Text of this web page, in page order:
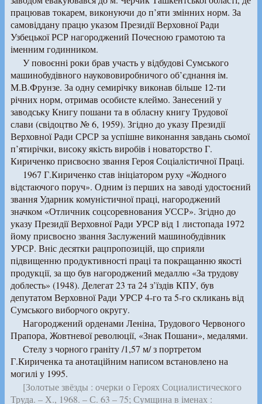
працював токарем, виконуючи до п’яти змінних норм. За
самовіддану працю указом Президії Верховної Ради
Узбецької РСР нагороджений Почесною грамотою та
іменним годинником.
У повоєнні роки брав участь у відбудові Сумського
машинобудівного наукововиробничого об’єднання ім.
М.В.Фрунзе. За одну семирічку виконав більше 12-ти
річних норм, отримав особисте клеймо. Занесений у
заводську Книгу пошани та в обласну книгу Трудової
слави (свідоцтво № 6, 1959). Згідно до указу Президії
Верховної Ради СРСР за успішне виконання завдань сьомої
п’ятирічки, високу якість виробів і новаторство Г.
Кириченко присвоєно звання Героя Соціалістичної Праці.
1967 Г.Кириченко став ініціатором руху «Жодного
відстаючого поруч». Одним із перших на заводі удостоєний
звання Ударник комуністичної праці, нагороджений
значком «Отличник соцсоревнования УССР». Згідно до
указу Президії Верховної Ради УРСР від 1 листопада 1972
йому присвоєно звання Заслужений машинобудівник
УРСР. Вніс десятки рацпропозицій, що сприяли
підвищенню продуктивності праці та покращанню якості
продукції, за що був нагороджений медаллю «За трудову
доблесть» (1948). Делегат 23 та 24 з’їздів КПУ, був
депутатом Верховної Ради УРСР 4-го та 5-го скликань від
Сумського виборчого округу.
Нагороджений орденами Леніна, Трудового Червоного
Прапора, Жовтневої революції, «Знак Пошани», медалями.
Стелу з чорного граніту /1,57 м/ з портретом
Г.Кириченка та анотаційним написом встановлено на
могилі у 1995.
[Золотые звёзды : очерки о Героях Социалистического
Труда. – Х., 1968. – С. 63 – 75; Сумщина в іменах :